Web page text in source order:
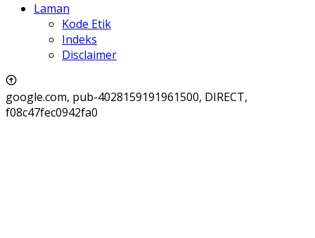
Laman
Kode Etik
Indeks
Disclaimer
google.com, pub-4028159191961500, DIRECT,
f08c47fec0942fa0